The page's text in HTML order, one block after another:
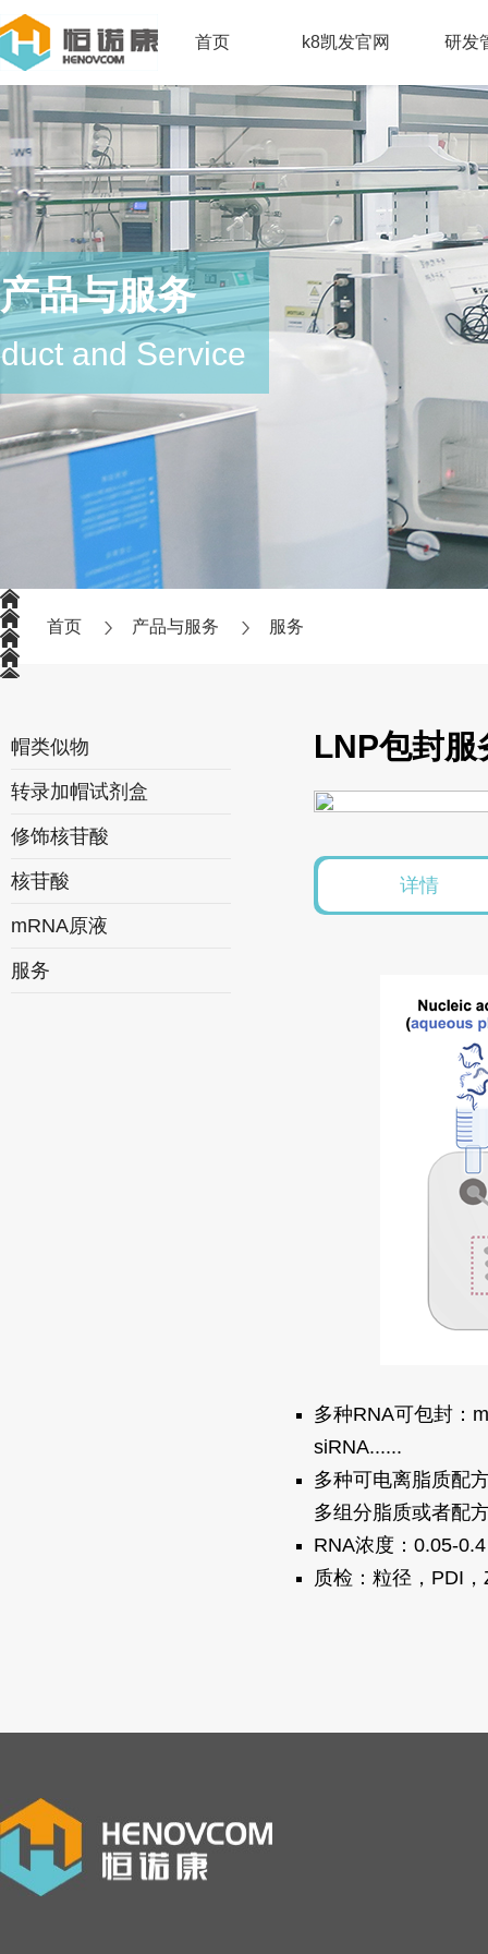
首页 k8凯发官网 研发
产品与服务
and Service
首页 产品与服务 服务
帽类似物
转录加帽试剂盒
修饰核苷酸
核苷酸
mRNA原液
服务
LNP包封服
详情
多种RNA可包封
siRNA......
多种可电离脂质配
多组分脂质或者配方
RNA浓度：0.05-
质检：粒径，PDI，